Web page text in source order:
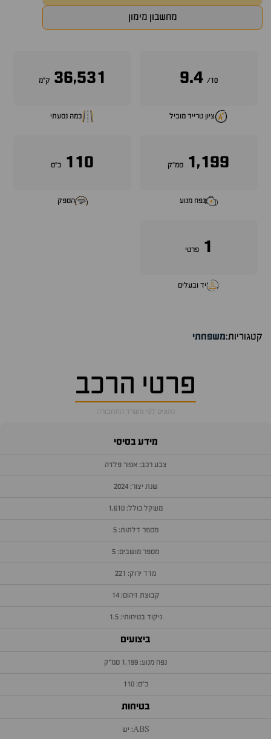
מחשבון מימון
10/
9.4
ציון טרייד מוביל
36,531 ק״מ
כמה נסעתי
1,199 סמ״ק
נפח מנוע
110 כ״ס
הספק
1 פרטי
יד ובעלים
קטגוריות:משפחתי
פרטי הרכב
נתונים לפי משרד התחבורה
מידע בסיסי
צבע רכב: אפור פלדה
שנת יצור: 2024
משקל כולל: 1,610
מספר דלתות: 5
מספר מושבים: 5
מדד ירוק: 221
קבוצת זיהום: 14
ניקוד בטיחותי: 1.5
ביצועים
נפח מנוע: 1,199 סמ״ק
כ״ס: 110
בטיחות
ABS: יש